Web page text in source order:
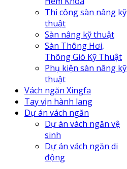
Thi công sàn nâng kỹ
thuật
Sàn nâng kỹ thuật
Sàn Thông Hơi,
Thông Gió Kỹ Thuật
Phụ kiện sàn nâng kỹ
thuật
Vách ngăn Xingfa
Tay vịn hành lang
Dự án vách ngăn
Dự án vách ngăn vệ
sinh
Dự án vách ngăn di
động